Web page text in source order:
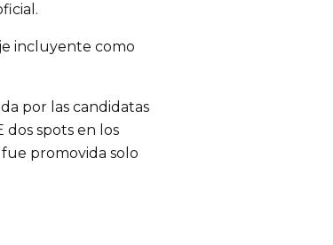
incluyente como
por las candidatas
dos spots en los
promovida solo